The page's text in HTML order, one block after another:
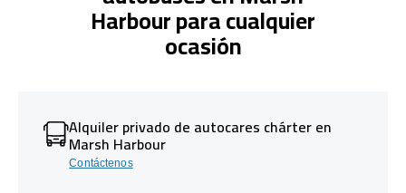
Harbour para cualquier
ocasión
Alquiler privado de autocares chárter en
Marsh Harbour
Contáctenos